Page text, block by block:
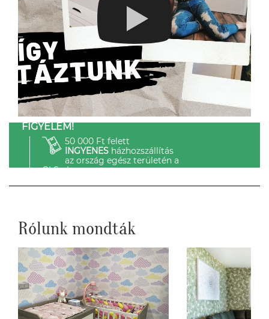
FIGYELEM!
50 000 Ft felett
INGYENESházhozszállítás
az ország egész területén a
GLS-el.
Rólunk mondták